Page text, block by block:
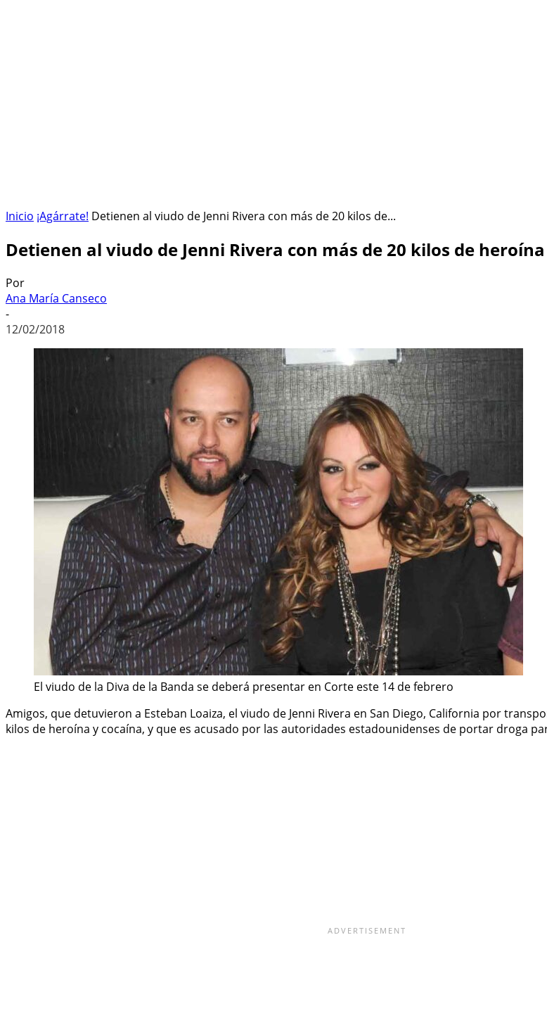
Inicio ¡Agárrate! Detienen al viudo de Jenni Rivera con más de 20 kilos de...
Detienen al viudo de Jenni Rivera con más de 20 kilos de
Por
Ana María Canseco
-
12/02/2018
El viudo de la Diva de la Banda se deberá presentar en Corte este 14 de febrero
Amigos, que detuvieron a Esteban Loaiza, el viudo de Jenni Rivera en San Diego, California por
kilos de heroína y cocaína, y que es acusado por las autoridades estadounidenses de portar droga